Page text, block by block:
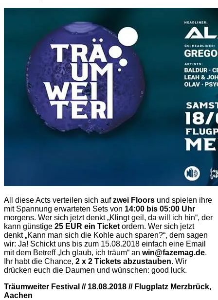
All diese Acts verteilen sich aufzwei Floors und spielen ihre
mit Spannung erwarteten Sets von 14:00 bis 05:00 Uhr
morgens. Wer sich jetzt denkt „Klingt geil, da will ich hin“, der
kann günstige 25 EUR ein Ticket ordern. Wer sich jetzt
denkt „Kann man sich die Kohle auch sparen?“, dem sagen
wir: Ja! Schickt uns bis zum 15.08.2018 einfach eine Email
mit dem Betreff „Ich glaub, ich träum“ an win@fazemag.de.
Ihr habt die Chance, 2 x 2 Tickets abzustauben. Wir
drücken euch die Daumen und wünschen: good luck.
Träumweiter Festival // 18.08.2018 // Flugplatz Merzbrück,
Aachen